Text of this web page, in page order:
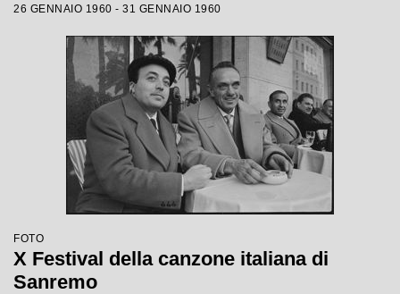
26 GENNAIO 1960 - 31 GENNAIO 1960
FOTO
X Festival della canzone italiana di
Sanremo